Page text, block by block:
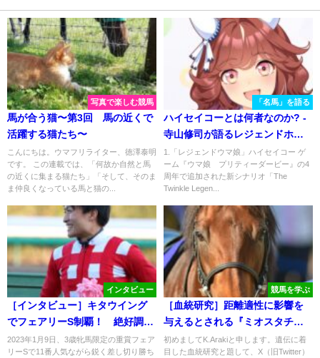
写真で楽しむ競馬
馬が合う猫〜第3回 馬の近くで
活躍する猫たち〜
こんにちは。ウマフリライター、徳澤泰明
です。 この連載では、「何故か自然と馬
の近くに集まる猫たち」「そして、そのま
ま仲良くなっている馬と猫の...
「名馬」を語る
ハイセイコーとは何者なのか? -
寺山修司が語るレジェンドホー
スとその時代
1.「レジェンドウマ娘」ハイセイコー ゲ
ーム『ウマ娘 プリティーダービー』の4
周年で追加された新シナリオ「The
Twinkle Legen...
インタビュー
［インタビュー］キタウイング
でフェアリーS制覇！ 絶好調・
杉原騎手がレースを振り返る。
2023年1月9日、3歳牝馬限定の重賞フェア
リーSで11番人気ながら鋭く差し切り勝ち
競馬を学ぶ
［血統研究］距離適性に影響を
与えるとされる『ミオスタチン
遺伝子』について
初めましてK.Arakiと申します。遺伝に着
目した血統研究と題して、X（旧Twitter）